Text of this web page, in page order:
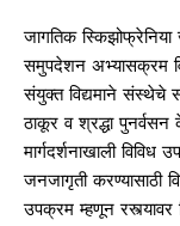
जागतिक स्किझोफ्रेनिया
समुपदेशन अभ्यासक्रम
संयुक्त विद्यमाने संस्थेचे
ठाकूर व श्रद्धा पुनर्वसन
मार्गदर्शनाखाली
जनजागृती करण्यासाठी
उपक्रम म्हणून रस्त्यावर